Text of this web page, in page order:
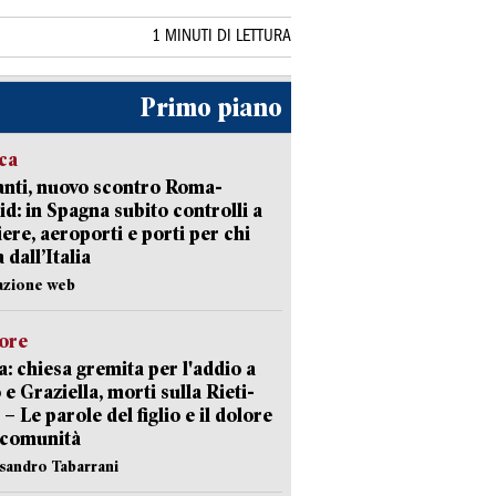
1 MINUTI DI LETTURA
Primo piano
nuovo scontro Roma-
in Spagna subito controlli a
aeroporti e porti per chi
dall’Italia
web
chiesa gremita per l'addio a
e Graziella, morti sulla Rieti-
Le parole del figlio e il dolore
Tabarrani